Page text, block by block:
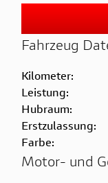
Fahrzeug
Kilometer:
Leistung:
Hubraum:
Erstzulassung:
Farbe:
Motor- und